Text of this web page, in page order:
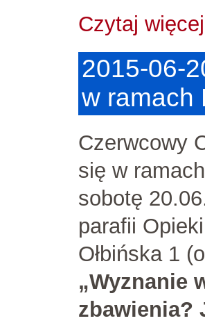
Czytaj
2015-06-
w ramach
Czerwcowy
się w
sobotę
parafii
Ołbińska 1
„Wyznanie
zbawienia?